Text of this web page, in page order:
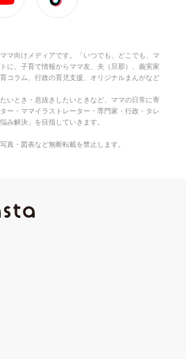
マ向けメディアです。「いつでも、どこでも、マ
に、子育て情報からママ友、夫（旦那）、義実家
コラム、行政の育児支援、オリジナルまんがなど
いとき・息抜きしたいときなど、ママの日常に寄
ー・ママイラストレーター・専門家・行政・タレ
み解決」を目指していきます。
真・図表など無断転載を禁止します。